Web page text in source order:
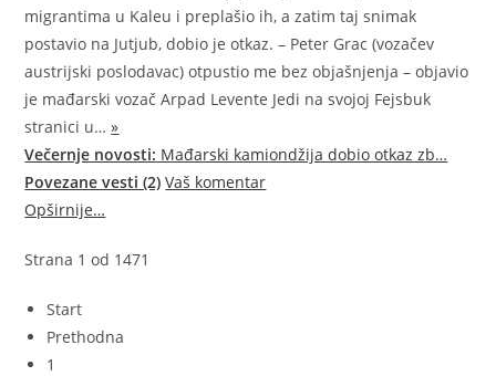
migrantima u Kaleu i preplašio ih, a zatim taj snimak
postavio na Jutjub, dobio je otkaz. – Peter Grac (vozačev
austrijski poslodavac) otpustio me bez objašnjenja – objavio
je mađarski vozač Arpad Levente Jedi na svojoj Fejsbuk
stranici u…»
Večernje novosti: Mađarski kamiondžija dobio otkaz zb…
Povezane vesti (2) Vaš komentar
Opširnije…
Strana 1 od 1471
Start
Prethodna
1